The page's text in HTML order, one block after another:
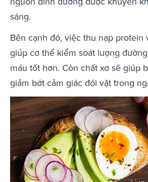
sáng.
Bên cạnh đó, việc thu nạp protein
giúp cơ thể kiểm soát lượng
máu tốt hơn. Còn chất xơ sẽ giúp
giảm bớt cảm giác đói vặt trong